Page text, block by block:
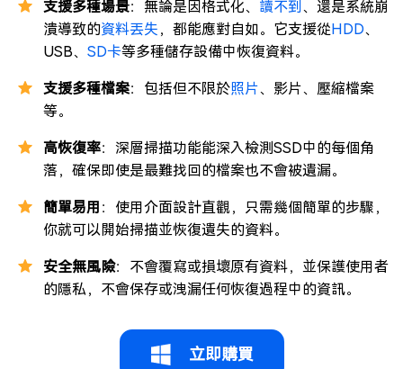
支援多種場景：無論是因格式化、 讀不到 、還是系統崩
潰導致的資料丟失 ，都能應對自如。它支援從HDD、
USB、 SD卡等多種儲存設備中恢復資料。
支援多種檔案：包括但不限於照片、影片、壓縮檔案
等。
高恢復率：深層掃描功能能深入檢測SSD中的每個角
落，確保即使是最難找回的檔案也不會被遺漏。
簡單易用 ：使用介面設計直觀，只需幾個簡單的步驟，
你就可以開始掃描並恢復遺失的資料。
安全無風險：不會覆寫或損壞原有資料，並保護使用者
的隱私，不會保存或洩漏任何恢復過程中的資訊。
立即購買